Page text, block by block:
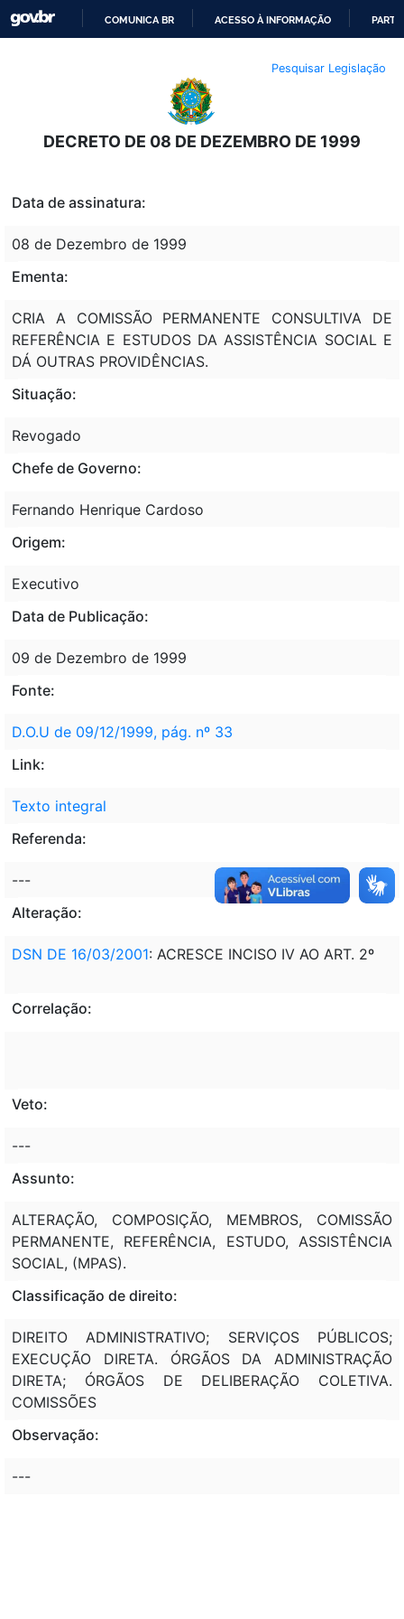
O
CONTEÚDO
COMUNICA BR ACESSO À INFORMAÇÃO
Pesquisar Legislação
DECRETO DE 08 DE DEZEMBRO DE 1999
Data de assinatura:
08 de Dezembro de 1999
Ementa:
CRIA A COMISSÃO PERMANENTE CONSULTIVA DE
REFERÊNCIA E ESTUDOS DA ASSISTÊNCIA SOCIAL E
DÁ OUTRAS PROVIDÊNCIAS.
Situação:
Revogado
Chefe de Governo:
Fernando Henrique Cardoso
Origem:
Executivo
Data de Publicação:
09 de Dezembro de 1999
Fonte:
D.O.U de 09/12/1999, pág. nº 33
Link:
Texto integral
Referenda:
---
Alteração:
DSN DE 16/03/2001: ACRESCE INCISO IV AO ART. 2º
Correlação:
Veto:
---
Assunto:
ALTERAÇÃO, COMPOSIÇÃO, MEMBROS, COMISSÃO
PERMANENTE, REFERÊNCIA, ESTUDO, ASSISTÊNCIA
SOCIAL, (MPAS).
Classificação de direito:
DIREITO ADMINISTRATIVO; SERVIÇOS PÚBLICOS;
EXECUÇÃO DIRETA. ÓRGÃOS DA ADMINISTRAÇÃO
DIRETA; ÓRGÃOS DE DELIBERAÇÃO COLETIVA.
COMISSÕES
Observação:
---